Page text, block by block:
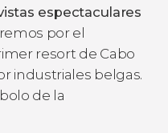
espectaculares
por el
resort de Cabo
industriales belgas.
de la